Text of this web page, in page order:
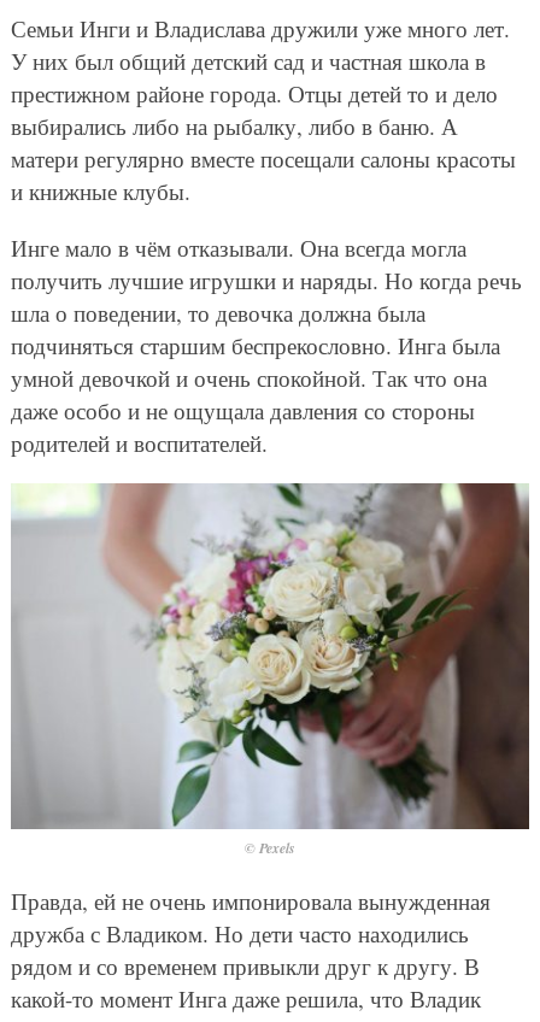
Семьи Инги и Владислава дружили уже много лет.
У них был общий детский сад и частная школа в
престижном районе города. Отцы детей то и дело
выбирались либо на рыбалку, либо в баню. А
матери регулярно вместе посещали салоны красоты
и книжные клубы.
Инге мало в чём отказывали. Она всегда могла
получить лучшие игрушки и наряды. Но когда речь
шла о поведении, то девочка должна была
подчиняться старшим беспрекословно. Инга была
умной девочкой и очень спокойной. Так что она
даже особо и не ощущала давления со стороны
родителей и воспитателей.
© Pexels
Правда, ей не очень импонировала вынужденная
дружба с Владиком. Но дети часто находились
рядом и со временем привыкли друг к другу. В
какой-то момент Инга даже решила, что Владик